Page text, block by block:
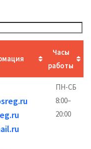
Часы
работы
ПН-СБ
8:00–
20:00